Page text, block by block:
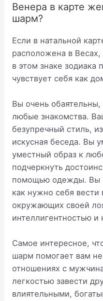
Венера в карте
шарм?
Если в натальной
расположена в
в этом знаке зодиака
чувствует себя как
Вы очень
любые знакомства.
безупречный стиль,
искусная беседа. Вы
уместный образ к
подчеркнуть
помощью одежды. Вы
как нужно себя
окружающих своей
интеллигентностью и
Самое интересное,
шарм помогает вам
отношениях с
легкостью завести
влиятельными,